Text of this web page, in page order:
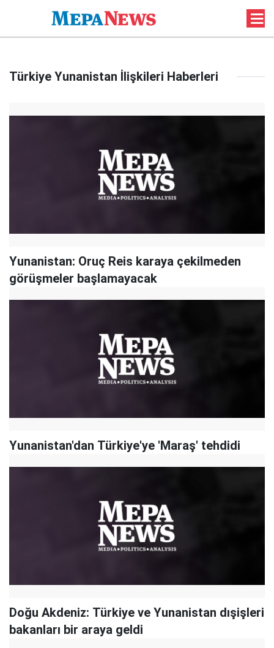
Türkiye Yunanistan İlişkileri Haberleri
Yunanistan: Oruç Reis karaya çekilmeden
görüşmeler başlamayacak
Yunanistan'dan Türkiye'ye 'Maraş' tehdidi
Doğu Akdeniz: Türkiye ve Yunanistan dışişleri
bakanları bir araya geldi